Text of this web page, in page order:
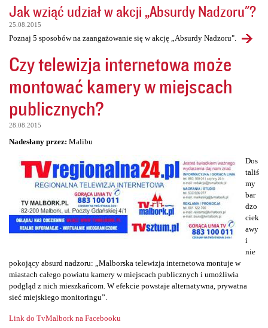
Jak wziąć udział w akcji „Absurdy Nadzoru"?
25.08.2015
Poznaj 5 sposobów na zaangażowanie się w akcję „Absurdy Nadzoru".
Czy telewizja internetowa może
montować kamery w miejscach
publicznych?
28.08.2015
Nadesłany przez: Malibu
Dos
taliś
my
bar
dzo
ciek
awy
i
nie
pokojący absurd nadzoru: „Malborska telewizja internetowa montuje w
miastach całego powiatu kamery w miejscach publicznych i umożliwia
podgląd z nich mieszkańcom. W efekcie powstaje alternatywna, prywatna
sieć miejskiego monitoringu”.
Link do TvMalbork na Facebooku